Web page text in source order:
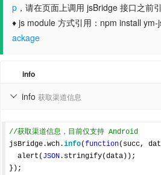
p ，请在页面上调用 jsBridge 接口之前
♦ js module 方式引用：npm install ym-
ackage
info
info 获取渠道信息

//获取渠道信息，目前仅支持 Android
jsBridge.wch.info(function( succ,
  alert(
JSON.stringify(data));
});